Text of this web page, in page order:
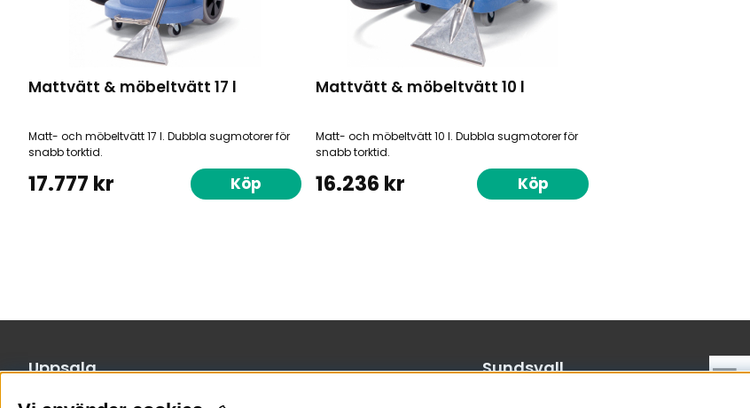
Mattvätt & möbeltvätt 17 l
Matt- och möbeltvätt 17 l. Dubbla sugmotorer för
snabb torktid.
17.777 kr Köp
Mattvätt & möbeltvätt 10 l
Matt- och möbeltvätt 10 l. Dubbla sugmotorer för
snabb torktid.
16.236 kr Köp
Uppsala Sundsvall